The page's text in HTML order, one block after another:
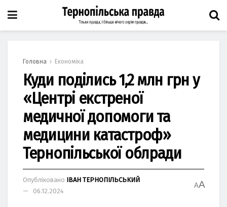
Головна Економіка
Куди поділись 1,2 млн грн у
«Центрі екстреної
медичної допомоги та
медицини катастроф»
Тернопільської облради
Опубліковано ІВАН ТЕРНОПІЛЬСЬКИЙ
06.12.2024
AA